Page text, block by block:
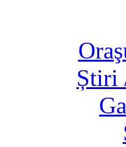
Știri